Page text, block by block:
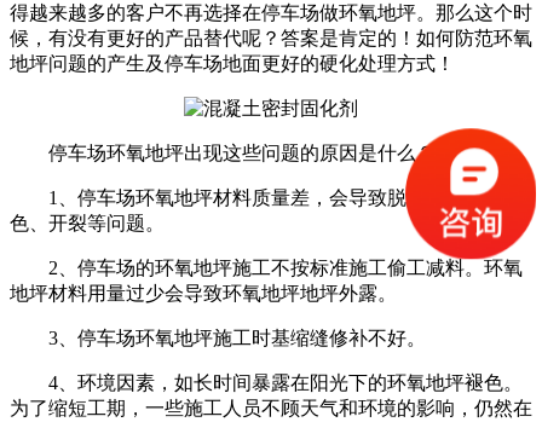
得越来越多的客户不再选择在停车场做环氧地坪。那么这个时
候，有没有更好的产品替代呢？答案是肯定的！如何防范环氧
地坪问题的产生及停车场地面更好的硬化处理方式！
停车场环氧地坪出现这些问题的原因是什么？
1、停车场环氧地坪材料质量差，会导致脱层、起皮、褪
色、开裂等问题。
2、停车场的环氧地坪施工不按标准施工偷工减料。环氧
地坪材料用量过少会导致环氧地坪地坪外露。
3、停车场环氧地坪施工时基缩缝修补不好。
4、环境因素，如长时间暴露在阳光下的环氧地坪褪色。
为了缩短工期，一些施工人员不顾天气和环境的影响，仍然在